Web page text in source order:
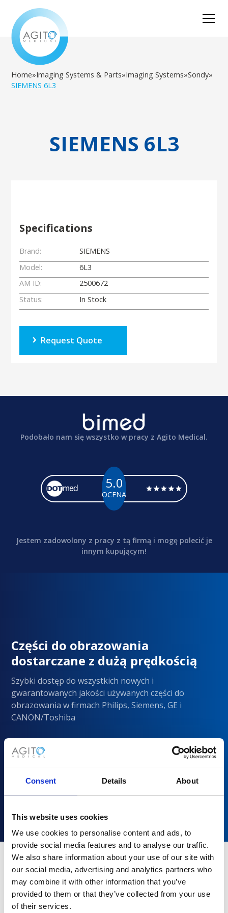
Consent Details About
This website uses cookies
We use cookies to personalise content and ads, to
provide social media features and to analyse our traffic.
We also share information about your use of our site with
our social media, advertising and analytics partners who
may combine it with other information that you’ve
provided to them or that they’ve collected from your use
of their services.
Home»Imaging Systems & Parts»Imaging Systems»Sondy»
SIEMENS 6L3
SIEMENS 6L3
Specifications
Brand:
SIEMENS
Model:
6L3
AM ID:
2500672
Status:
In Stock
Request Quote
Podobało nam się wszystko w pracy z Agito Medical.
5.0
OCENA
Jestem zadowolony z pracy z tą firmą i mogę polecić je
innym kupującym!
Części do obrazowania
dostarczane z dużą prędkością
Szybki dostęp do wszystkich nowych i
gwarantowanych jakości używanych części do
obrazowania w firmach Philips, Siemens, GE i
CANON/Toshiba
Dlaczego warto wybrać Agito
Medical?